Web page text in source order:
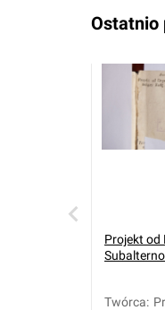
Ostatnio
Projekt od
Twórca: